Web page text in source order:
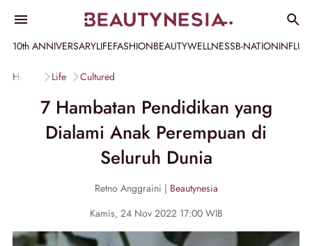
10th ANNIVERSARYLIFEFASHIONBEAUTYWELLNESSB-NATION
Home Life Cultured
7 Hambatan Pendidikan yang
Dialami Anak Perempuan di
Seluruh Dunia
Retno Anggraini | Beautynesia
Kamis, 24 Nov 2022 17:00 WIB